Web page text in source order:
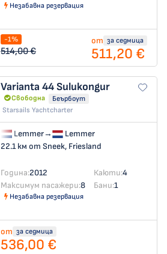
Незабавна резервация
-1%
514,00 €
от за седмица
511,20 €
Varianta 44Sulukongur
Свободна
Беърбоут
Starsails Yachtcharter
Lemmer→
Lemmer
22.1 км от Sneek, Friesland
Година:2012 Каюти:4
Максимум пасажери:8 Бани:1
Незабавна резервация
от за седмица
536,00 €